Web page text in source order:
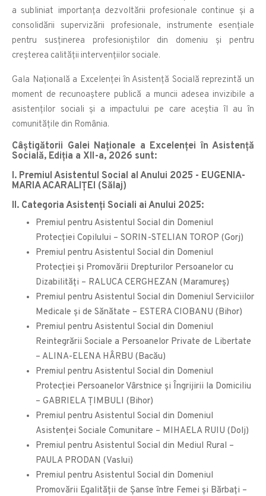
a subliniat importanța dezvoltării profesionale continue și a
consolidării supervizării profesionale, instrumente esențiale
pentru susținerea profesioniștilor din domeniu și pentru
creșterea calității intervențiilor sociale.
Gala Națională a Excelenței în Asistență Socială reprezintă un
moment de recunoaștere publică a muncii adesea invizibile a
asistenților sociali și a impactului pe care aceștia îl au în
comunitățile din România.
Câștigătorii Galei Naționale a Excelenței în Asistență
Socială, Ediția a XII-a, 2026 sunt:
I. Premiul Asistentul Social al Anului 2025 - EUGENIA-
MARIA ACARALIŢEI (Sălaj)
II. Categoria Asistenţi Sociali ai Anului 2025:
Premiul pentru Asistentul Social din Domeniul
Protecţiei Copilului – SORIN-STELIAN TOROP (Gorj)
Premiul pentru Asistentul Social din Domeniul
Protecţiei şi Promovării Drepturilor Persoanelor cu
Dizabilităţi – RALUCA CERGHEZAN (Maramureș)
Premiul pentru Asistentul Social din Domeniul Serviciilor
Medicale și de Sănătate – ESTERA CIOBANU (Bihor)
Premiul pentru Asistentul Social din Domeniul
Reintegrării Sociale a Persoanelor Private de Libertate
– ALINA-ELENA HÂRBU (Bacău)
Premiul pentru Asistentul Social din Domeniul
Protecției Persoanelor Vârstnice şi Îngrijirii la Domiciliu
– GABRIELA ŢIMBULI (Bihor)
Premiul pentru Asistentul Social din Domeniul
Asistenţei Sociale Comunitare – MIHAELA RUIU (Dolj)
Premiul pentru Asistentul Social din Mediul Rural –
PAULA PRODAN (Vaslui)
Premiul pentru Asistentul Social din Domeniul
Promovării Egalității de Șanse între Femei și Bărbați –